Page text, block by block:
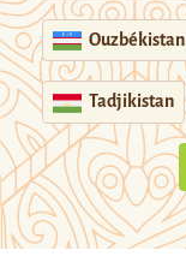
Ouzbékistan
Tadjikistan